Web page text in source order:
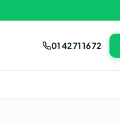
01 42 71 16 72